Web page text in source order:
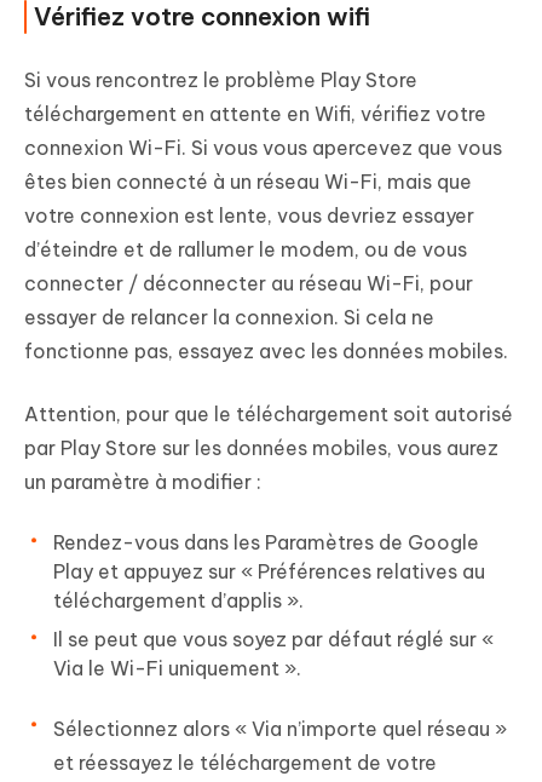
Vérifiez votre connexion wifi
Si vous rencontrez le problème Play Store
téléchargement en attente en Wifi, vérifiez votre
connexion Wi-Fi. Si vous vous apercevez que vous
êtes bien connecté à un réseau Wi-Fi, mais que
votre connexion est lente, vous devriez essayer
d’éteindre et de rallumer le modem, ou de vous
connecter / déconnecter au réseau Wi-Fi, pour
essayer de relancer la connexion. Si cela ne
fonctionne pas, essayez avec les données mobiles.
Attention, pour que le téléchargement soit autorisé
par Play Store sur les données mobiles, vous aurez
un paramètre à modifier :
Rendez-vous dans les Paramètres de Google
Play et appuyez sur « Préférences relatives au
téléchargement d’applis ».
Il se peut que vous soyez par défaut réglé sur «
Via le Wi-Fi uniquement ».
Sélectionnez alors « Via n’importe quel réseau »
et réessayez le téléchargement de votre